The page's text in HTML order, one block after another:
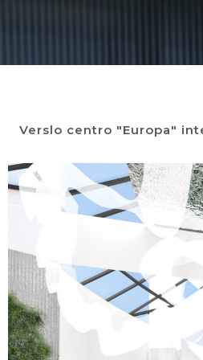
Verslo centro "Europa"